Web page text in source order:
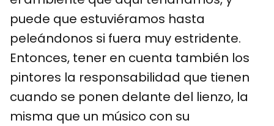
puede que estuviéramos hasta
peleándonos si fuera muy estridente.
Entonces, tener en cuenta también los
pintores la responsabilidad que tienen
cuando se ponen delante del lienzo, la
misma que un músico con su